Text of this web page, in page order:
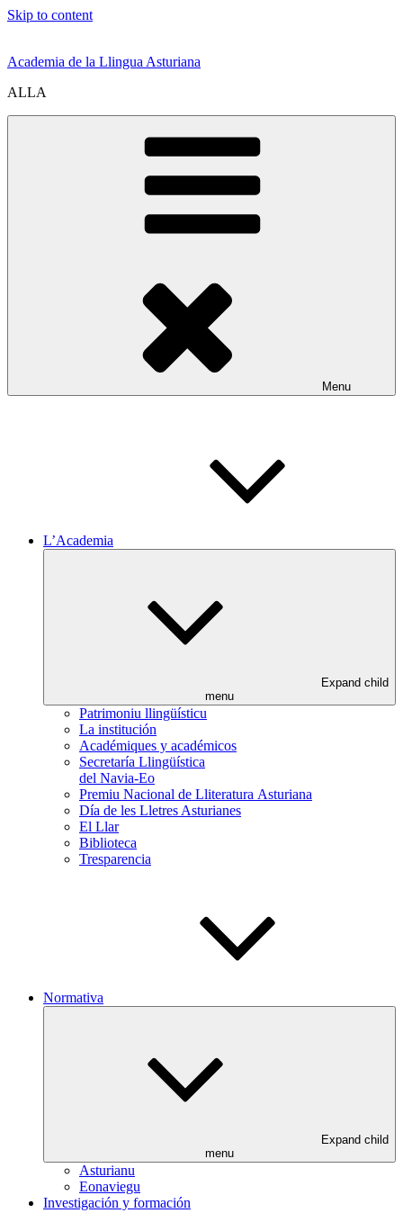
Skip to content
Academia de la Llingua Asturiana
ALLA
Menu
L’Academia
Expand child
menu
Patrimoniu llingüísticu
La institución
Académiques y académicos
Secretaría Llingüística
del Navia-Eo
Premiu Nacional de Lliteratura Asturiana
Día de les Lletres Asturianes
El Llar
Biblioteca
Tresparencia
Normativa
Expand child
menu
Asturianu
Eonaviegu
Investigación y formación